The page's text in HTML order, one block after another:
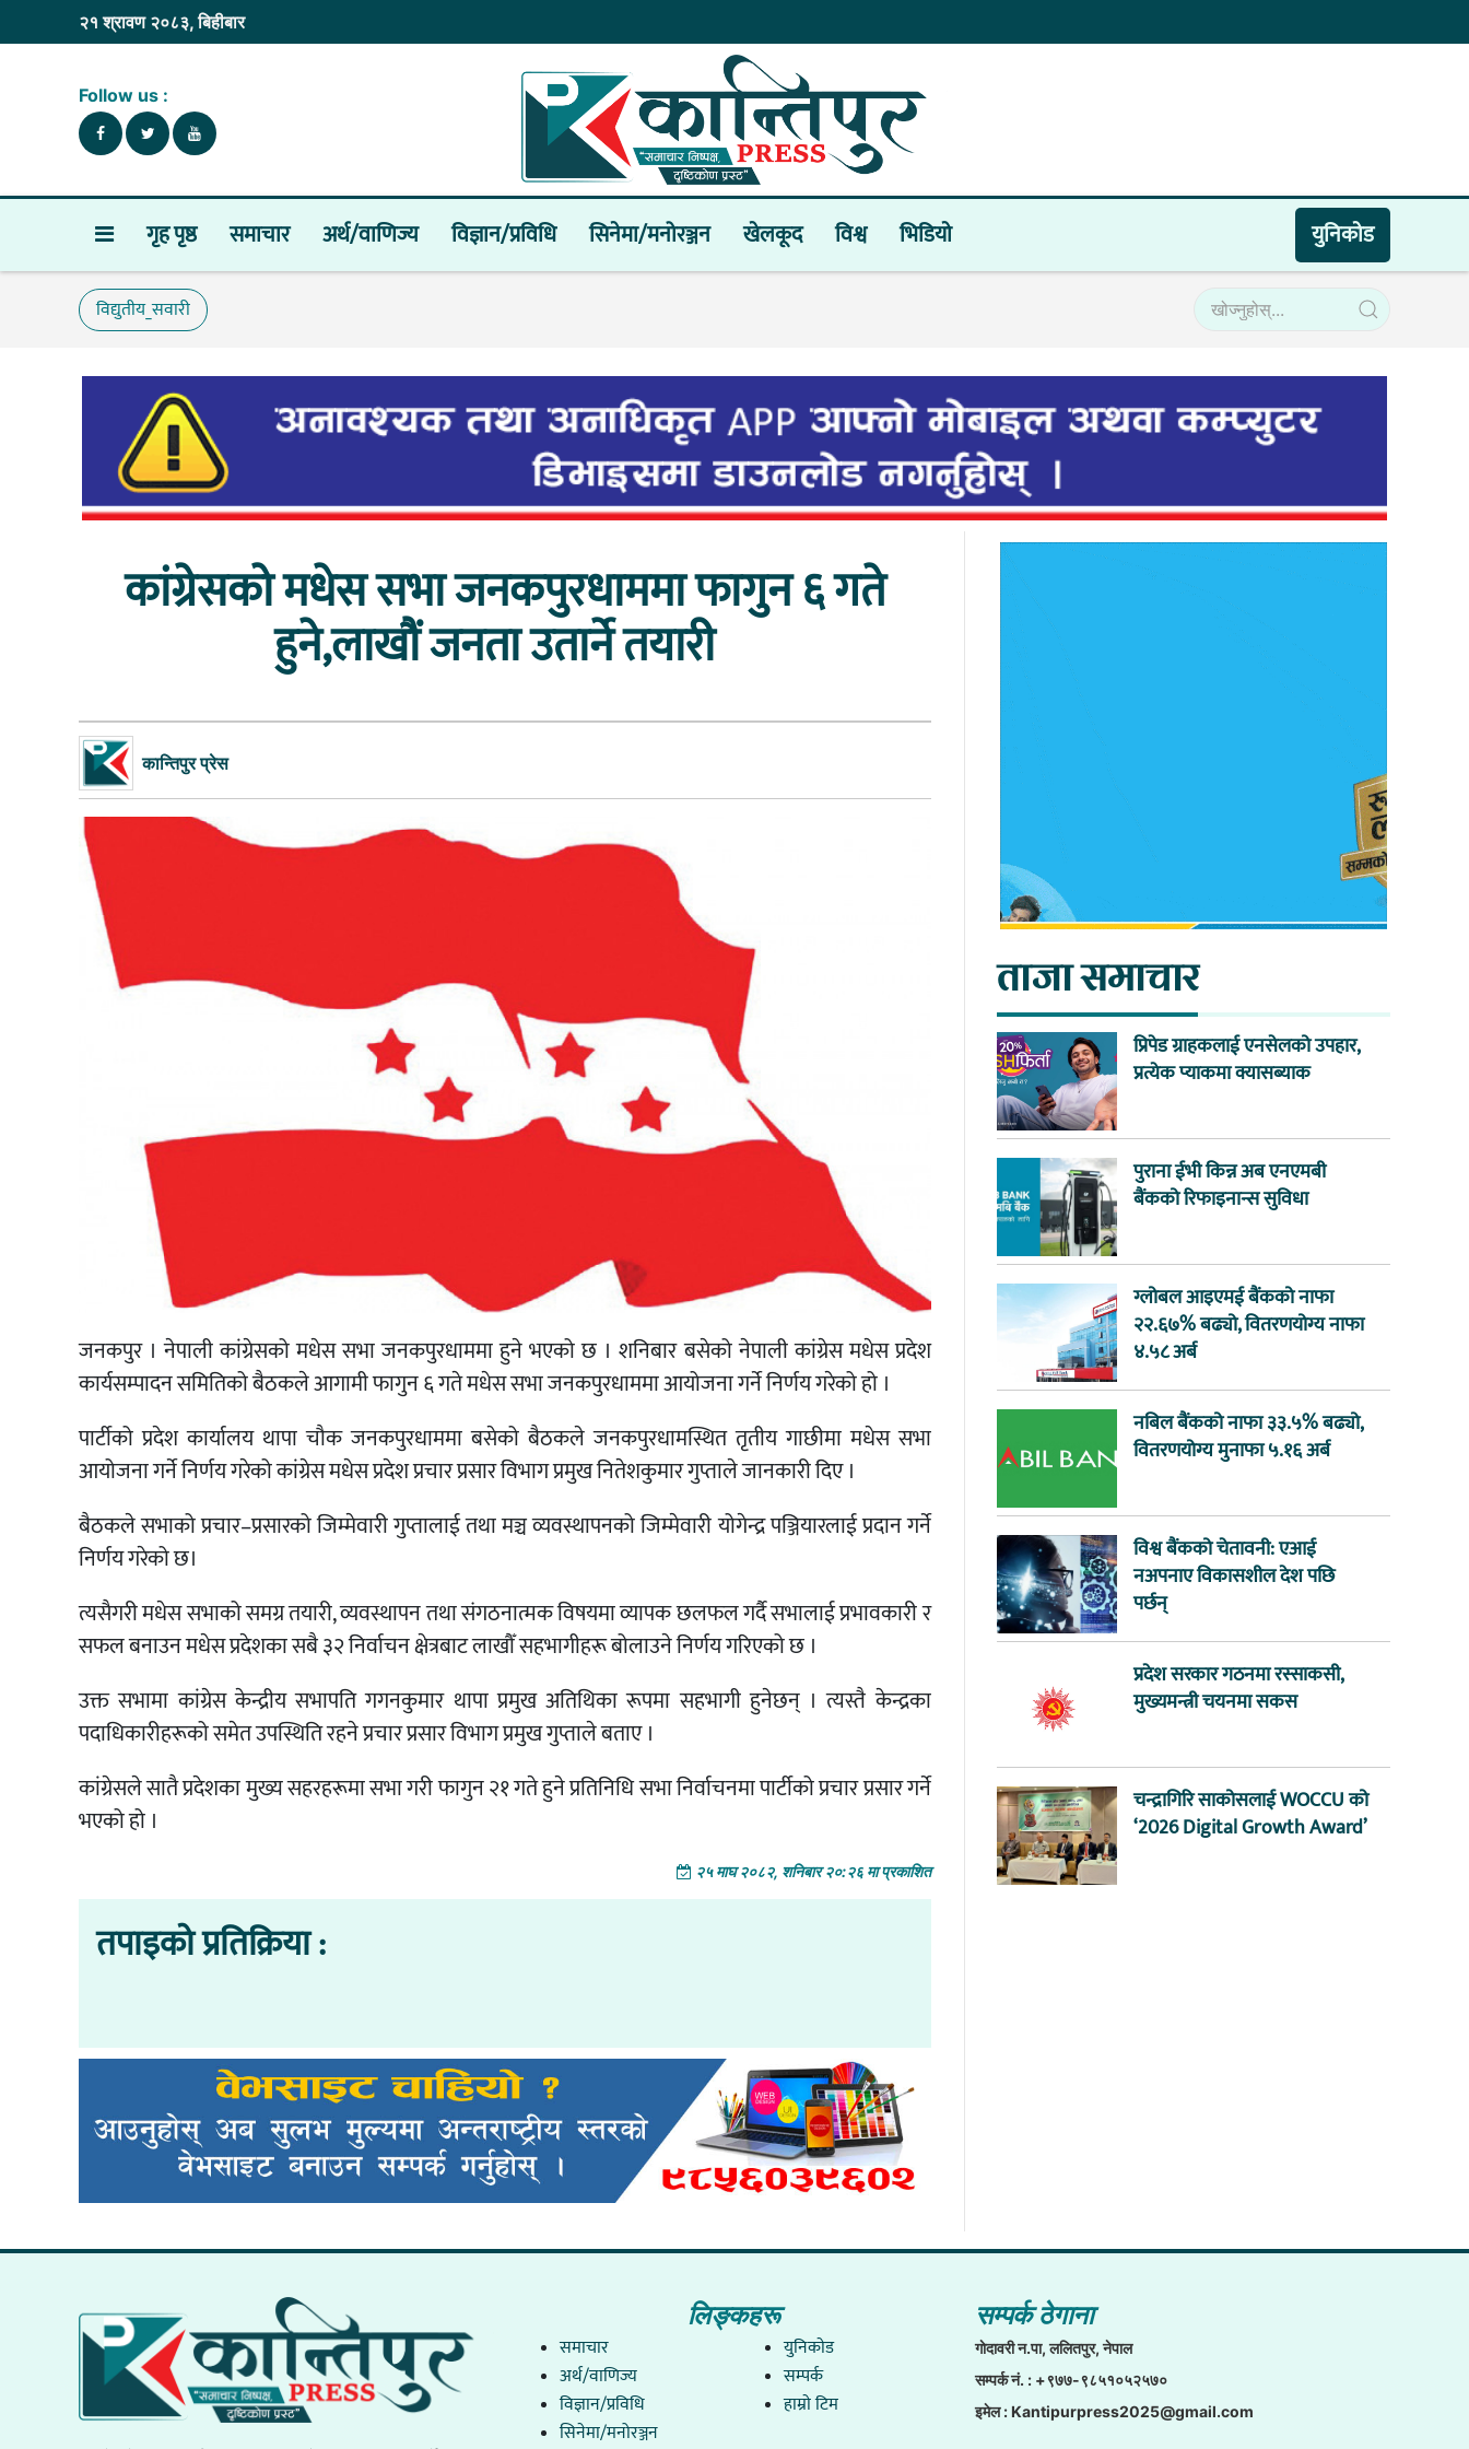
२१ श्रावण २०८३, बिहीबार
Follow us :
गृह पृष्ठ समाचार अर्थ/वाणिज्य विज्ञान/प्रविधि सिनेमा/मनोरञ्जन खेलकूद विश्व भिडियाे युनिकाेड
विद्युतीय_सवारी
कांग्रेसको मधेस सभा जनकपुरधाममा फागुन ६ गते
हुने,लाखौं जनता उतार्ने तयारी
कान्तिपुर प्रेस
जनकपुर । नेपाली कांग्रेसको मधेस सभा जनकपुरधाममा हुने भएको छ । शनिबार बसेको नेपाली कांग्रेस मधेस प्रदेश
कार्यसम्पादन समितिको बैठकले आगामी फागुन ६ गते मधेस सभा जनकपुरधाममा आयोजना गर्ने निर्णय गरेको हो ।
पार्टीको प्रदेश कार्यालय थापा चौक जनकपुरधाममा बसेको बैठकले जनकपुरधामस्थित तृतीय गाछीमा मधेस सभा
आयोजना गर्ने निर्णय गरेको कांग्रेस मधेस प्रदेश प्रचार प्रसार विभाग प्रमुख नितेशकुमार गुप्ताले जानकारी दिए ।
बैठकले सभाको प्रचार–प्रसारको जिम्मेवारी गुप्तालाई तथा मञ्च व्यवस्थापनको जिम्मेवारी योगेन्द्र पञ्जियारलाई प्रदान गर्ने
निर्णय गरेको छ।
त्यसैगरी मधेस सभाको समग्र तयारी, व्यवस्थापन तथा संगठनात्मक विषयमा व्यापक छलफल गर्दै सभालाई प्रभावकारी र
सफल बनाउन मधेस प्रदेशका सबै ३२ निर्वाचन क्षेत्रबाट लाखौँ सहभागीहरू बोलाउने निर्णय गरिएको छ ।
उक्त सभामा कांग्रेस केन्द्रीय सभापति गगनकुमार थापा प्रमुख अतिथिका रूपमा सहभागी हुनेछन् । त्यस्तै केन्द्रका
पदाधिकारीहरूको समेत उपस्थिति रहने प्रचार प्रसार विभाग प्रमुख गुप्ताले बताए ।
कांग्रेसले सातै प्रदेशका मुख्य सहरहरूमा सभा गरी फागुन २१ गते हुने प्रतिनिधि सभा निर्वाचनमा पार्टीको प्रचार प्रसार गर्ने
भएको हो ।
२५ माघ २०८२, शनिबार २०:२६ मा प्रकाशित
तपाइको प्रतिक्रिया :
ताजा समाचार
प्रिपेड ग्राहकलाई एनसेलको उपहार,
प्रत्येक प्याकमा क्यासब्याक
पुराना ईभी किन्न अब एनएमबी
बैंकको रिफाइनान्स सुविधा
ग्लोबल आइएमई बैंकको नाफा
२२.६७% बढ्यो, वितरणयोग्य नाफा
४.५८ अर्ब
नबिल बैंकको नाफा ३३.५% बढ्यो,
वितरणयोग्य मुनाफा ५.१६ अर्ब
विश्व बैंकको चेतावनी: एआई
नअपनाए विकासशील देश पछि
पर्छन्
प्रदेश सरकार गठनमा रस्साकसी,
मुख्यमन्त्री चयनमा सकस
चन्द्रागिरि साकोसलाई WOCCU को
‘2026 Digital Growth Award’
लिङ्कहरू
समाचार
अर्थ/वाणिज्य
विज्ञान/प्रविधि
सिनेमा/मनोरञ्जन
युनिकाेड
सम्पर्क
हाम्राे टिम
सम्पर्क ठेगाना
गाेदावरी न.पा, ललितपुर, नेपाल
सम्पर्क नं. : +९७७-९८५१०५२५७०
इमेल :Kantipurpress2025@gmail.com